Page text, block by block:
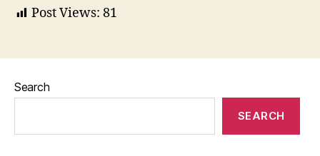
Post Views: 81
Search
SEARCH